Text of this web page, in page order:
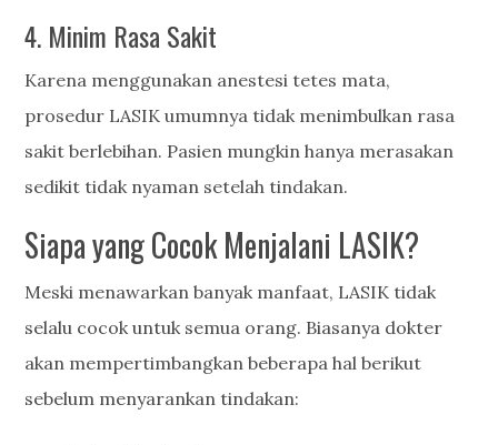
4. Minim Rasa Sakit
Karena menggunakan anestesi tetes mata,
prosedur LASIK umumnya tidak menimbulkan rasa
sakit berlebihan. Pasien mungkin hanya merasakan
sedikit tidak nyaman setelah tindakan.
Siapa yang Cocok Menjalani LASIK?
Meski menawarkan banyak manfaat, LASIK tidak
selalu cocok untuk semua orang. Biasanya dokter
akan mempertimbangkan beberapa hal berikut
sebelum menyarankan tindakan: